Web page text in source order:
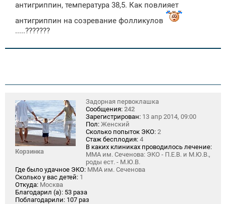
н
е
антигриппин, температура 38,5. Как повлияет
антигриппин на созревание фолликулов
.....???????
Корзинка
Задорная первоклашка
Сообщения: 242
Зарегистрирован: 13 апр 2014, 09:00
Пол: Женский
Сколько попыток ЭКО: 2
Стаж бесплодия: 4
В каких клиниках проводилось лечение:
ММА им. Сеченова: ЭКО - П.Е.В. и М.Ю.В.,
роды ест. - М.Ю.В.
Где было удачное ЭКО: ММА им. Сеченова
Сколько у вас детей: 1
Откуда: Москва
Благодарил (а): 53 раза
Поблагодарили: 107 раз